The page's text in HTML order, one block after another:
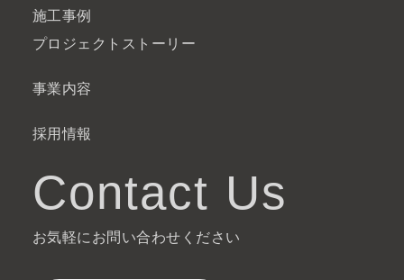
施工事例
プロジェクトストーリー
事業内容
採用情報
Contact Us
お気軽にお問い合わせください